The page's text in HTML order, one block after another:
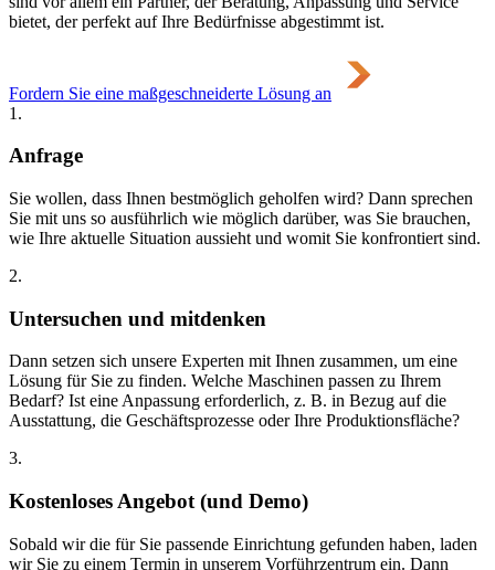
bietet, der perfekt auf Ihre Bedürfnisse abgestimmt ist.
Fordern Sie eine maßgeschneiderte Lösung an
1.
Anfrage
Sie wollen, dass Ihnen bestmöglich geholfen wird? Dann sprechen
Sie mit uns so ausführlich wie möglich darüber, was Sie brauchen,
wie Ihre aktuelle Situation aussieht und womit Sie konfrontiert sind.
2.
Untersuchen und mitdenken
Dann setzen sich unsere Experten mit Ihnen zusammen, um eine
Lösung für Sie zu finden. Welche Maschinen passen zu Ihrem
Bedarf? Ist eine Anpassung erforderlich, z. B. in Bezug auf die
Ausstattung, die Geschäftsprozesse oder Ihre Produktionsfläche?
3.
Kostenloses Angebot (und Demo)
Sobald wir die für Sie passende Einrichtung gefunden haben, laden
wir Sie zu einem Termin in unserem Vorführzentrum ein. Dann